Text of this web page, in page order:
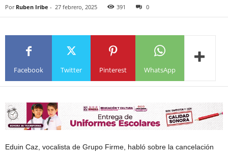
Por Ruben Iribe - 27 febrero, 2025 391 0
Facebook Twitter Pinterest WhatsApp
Eduin Caz, vocalista de Grupo Firme, habló sobre la cancelación